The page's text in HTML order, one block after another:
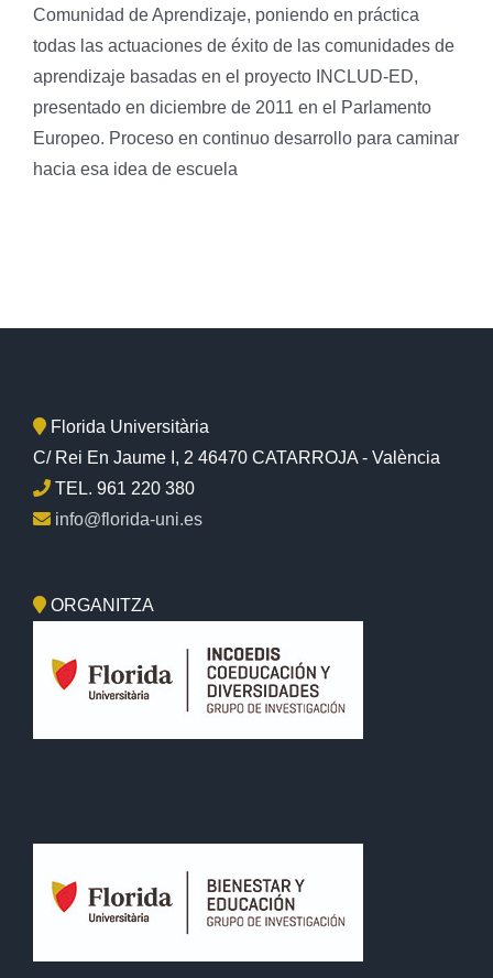
Comunidad de Aprendizaje, poniendo en práctica
todas las actuaciones de éxito de las comunidades de
aprendizaje basadas en el proyecto INCLUD-ED,
presentado en diciembre de 2011 en el Parlamento
Europeo. Proceso en continuo desarrollo para caminar
hacia esa idea de escuela
Florida Universitària
C/ Rei En Jaume I, 2 46470 CATARROJA - València
TEL. 961 220 380
info@florida-uni.es
ORGANITZA